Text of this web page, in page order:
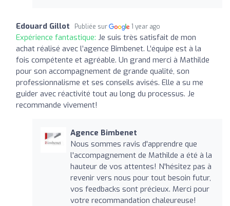
Edouard Gillot Publiée sur 1 year ago
Expérience fantastique: Je suis très satisfait de mon
achat réalisé avec l’agence Bimbenet. L’équipe est à la
fois compétente et agréable. Un grand merci à Mathilde
pour son accompagnement de grande qualité, son
professionnalisme et ses conseils avisés. Elle a su me
guider avec réactivité tout au long du processus. Je
recommande vivement!
Agence Bimbenet
Nous sommes ravis d'apprendre que
l'accompagnement de Mathilde a été à la
hauteur de vos attentes! N'hésitez pas à
revenir vers nous pour tout besoin futur,
vos feedbacks sont précieux. Merci pour
votre recommandation chaleureuse!